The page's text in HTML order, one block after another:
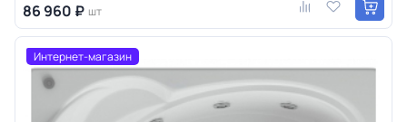
86 960 ₽ шт
Интернет-магазин